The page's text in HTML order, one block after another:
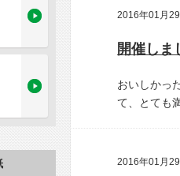
2016年01月
おいしかっ
て、とても
2016年01月